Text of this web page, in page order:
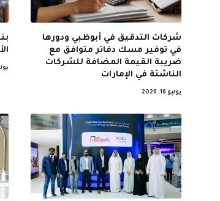
شركات التدقيق في أبوظبي ودورها
في توفير مسك دفاتر متوافق مع
ضريبة القيمة المضافة للشركات
الناشئة في الإمارات
يوليو 16, 2026
يوليو